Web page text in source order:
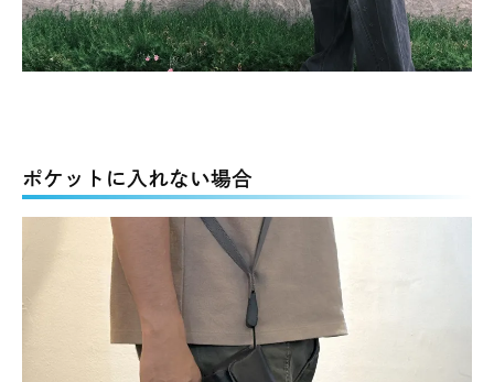
ポケットに入れない場合